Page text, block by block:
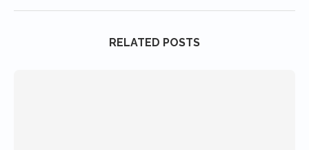
RELATED POSTS